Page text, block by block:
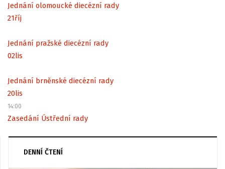
Jednání olomoucké diecézní rady
21říj
Jednání pražské diecézní rady
02lis
Jednání brněnské diecézní rady
20lis
14:00
Zasedání Ústřední rady
DENNÍ ČTENÍ